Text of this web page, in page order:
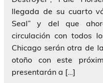
llegada de su cuarto
Seal” y del que
circulación con todos
Chicago serán otra de
otoño con este
presentarán a […]